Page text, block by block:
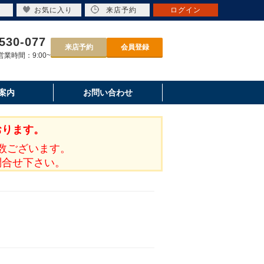
077
時間：9:00~
来店予約 会員登録
内 お問い合わせ
ます。
ざいます。
せ下さい。
お気に入り 来店予約 ログイン